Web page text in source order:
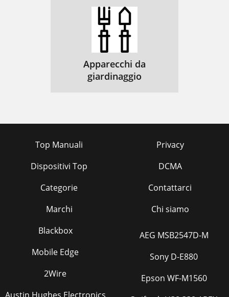
Apparecchi da
giardinaggio
Top Manuali
Dispositivi Top
Categorie
Marchi
Privacy
DCMA
Contattarci
Chi siamo
Blackbox
Mobile Edge
2Wire
AEG MSB2547D-M
Sony D-E880
Epson WF-M1560